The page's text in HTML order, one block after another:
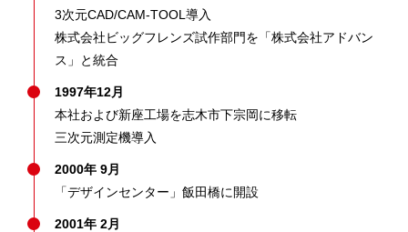
3次元CAD/CAM-TOOL導入
株式会社ビッグフレンズ試作部門を「株式会社アドバン
ス」と統合
1997年12月
本社および新座工場を志木市下宗岡に移転
三次元測定機導入
2000年 9月
「デザインセンター」飯田橋に開設
2001年 2月